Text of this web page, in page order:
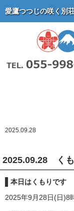
愛鷹つつじの咲く別
別荘地紹介
物件情報
オーナー専用ページ
2025.09.28
2025.09.28 く
本日はくもりです
2025年9月28日(日)8